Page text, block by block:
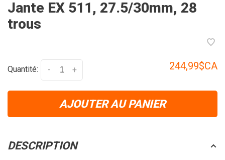
Jante EX 511, 27.5/30mm, 28
trous
Quantité: +
- 244,99$CA
AJOUTER AU PANIER
DESCRIPTION